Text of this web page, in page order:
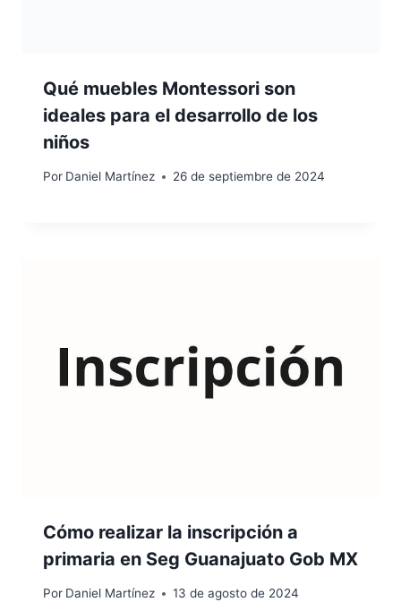
Qué muebles Montessori son
ideales para el desarrollo de los
niños
Por Daniel Martínez 26 de septiembre de 2024
Cómo realizar la inscripción a
primaria en Seg Guanajuato Gob MX
Por Daniel Martínez 13 de agosto de 2024